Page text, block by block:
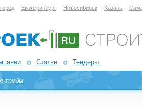
Екатеринбург Новосибирск Казань
Статьи Тендеры
трубы